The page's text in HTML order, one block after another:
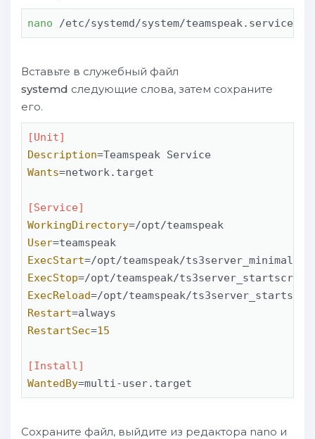
nano /etc/systemd/system/teamspeak.service
Вставьте в служебный файл
systemd следующие слова, затем сохраните
его.
[Unit]
Description
=Teamspeak Service
Wants=network.target
[Service]
WorkingDirectory
User
ExecStart
ExecStop
ExecReload
Restart
RestartSec=15
[Install]
WantedBy=multi-user.target
Сохраните файл, выйдите из редактора nano и